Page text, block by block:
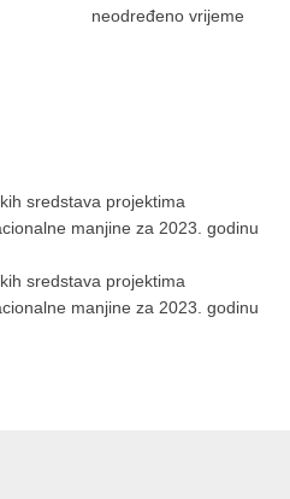
neodređeno vrijeme
sredstava projektima
manjine za 2023. godinu
sredstava projektima
manjine za 2023. godinu